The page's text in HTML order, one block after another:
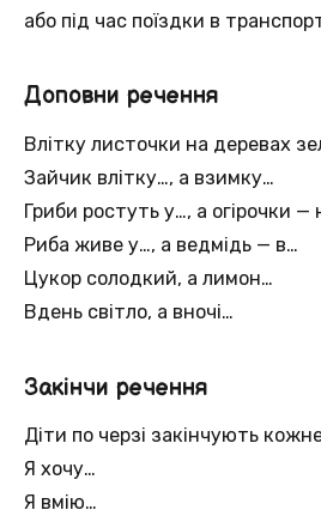
або під час поїздки в
Доповни речення
Влітку листочки на деревах
Зайчик влітку…, а взимку…
Гриби ростуть у…, а огірочки —
Риба живе у…, а ведмідь — в…
Цукор солодкий, а лимон…
Вдень світло, а вночі…
Закінчи речення
Діти по черзі закінчують
Я хочу…
Я вмію…